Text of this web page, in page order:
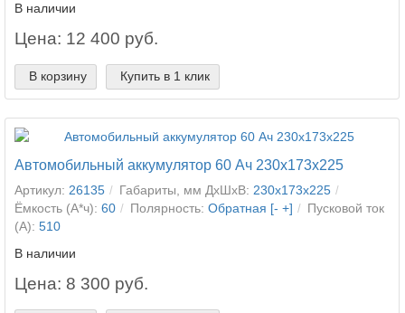
В наличии
Цена: 12 400 руб.
В корзину Купить в 1 клик
Автомобильный аккумулятор 60 Ач 230x173x225
Артикул: 26135 Габариты, мм ДхШхВ: 230x173x225
Ёмкость (А*ч): 60 Полярность: Обратная [- +]
Пусковой ток
(А): 510
В наличии
Цена: 8 300 руб.